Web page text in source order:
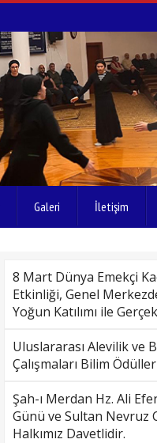
Galeri İletişim
8 Mart Dünya Emekçi
Etkinliği, Genel
Yoğun Katılımı ile
Uluslararası Alevilik ve
Çalışmaları Bilim
Şah-ı Merdan Hz. Ali
Günü ve Sultan Nevruz
Halkımız Davetlidir.